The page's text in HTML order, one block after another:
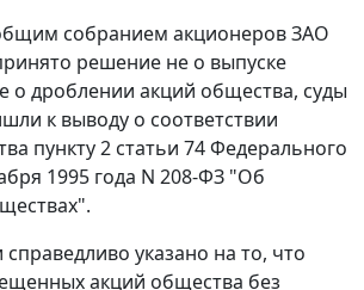
собранием акционеров ЗАО
решение не о выпуске
о дроблении акций общества, суды
к выводу о соответствии
пункту 2 статьи 74 Федерального
1995 года N 208-ФЗ "Об
указано на то, что
акций общества без